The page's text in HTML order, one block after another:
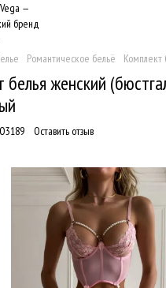
Романтическое бельё Комплект
белья женский
Оставить отзыв